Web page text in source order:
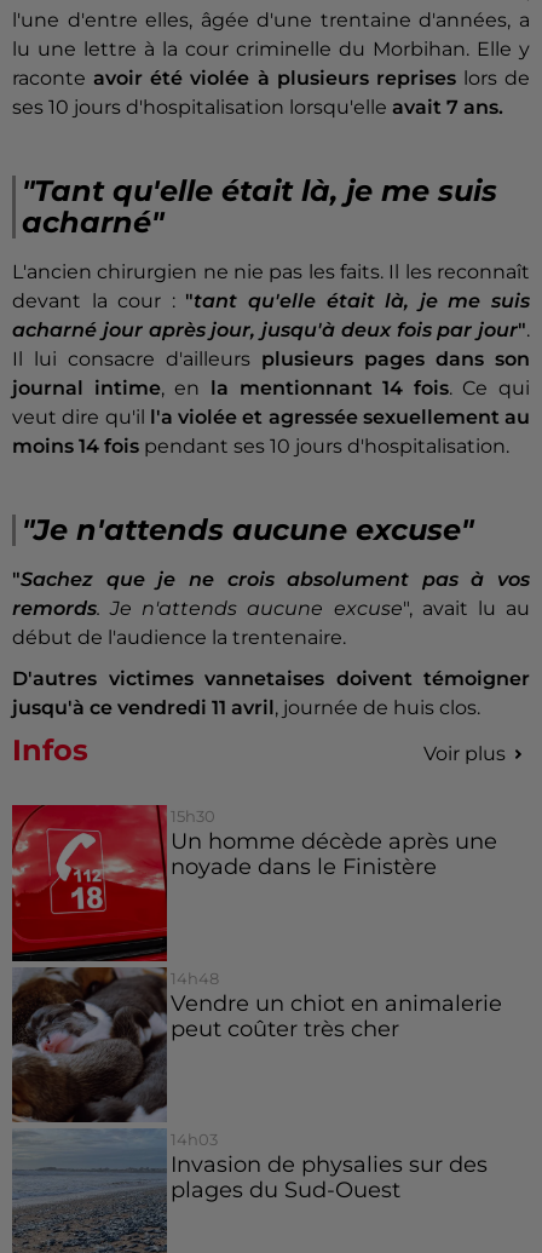
l'une d'entre elles, âgée d'une trentaine d'années, a
lu une lettre à la cour criminelle du Morbihan. Elle y
raconteavoir été violée à plusieurs repriseslors de
ses 10 jours d'hospitalisation lorsqu'elle avait 7 ans.
"Tant qu'elle était là, je me suis
acharné"
L'ancien chirurgien ne nie pas les faits. Il les reconnaît
devant la cour : "tant qu'elle était là, je me suis
acharné jour après jour, jusqu'à deux fois par jour".
Il lui consacre d'ailleurs plusieurs pages dans son
journal intime, en la mentionnant 14 fois. Ce qui
veut dire qu'il
l'a violée et agressée sexuellement au
moins 14 fois pendant ses 10 jours d'hospitalisation.
"Je n'attends aucune excuse"
"Sachez que je ne crois absolument pas à vos
remords. Je n'attends aucune excuse", avait lu au
début de l'audience la trentenaire.
D'autres victimes vannetaises doivent témoigner
jusqu'à ce vendredi 11 avril , journée de huis clos.
Infos Voir plus
15h30
Un homme décède après une
noyade dans le Finistère
14h48
Vendre un chiot en animalerie
peut coûter très cher
14h03
Invasion de physalies sur des
plages du Sud-Ouest